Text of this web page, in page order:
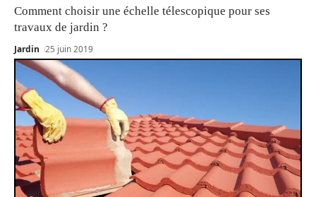
Comment choisir une échelle télescopique pour ses
travaux de jardin ?
Jardin 25 juin 2019